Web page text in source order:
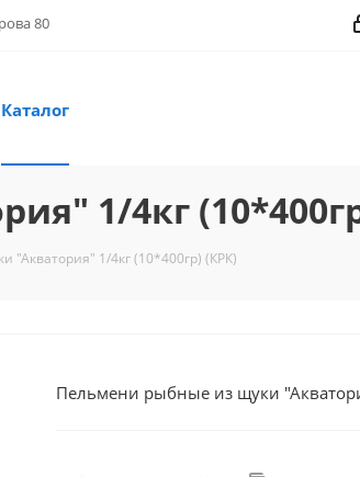
80
Каталог
1/4кг
"Акватория" 1/4кг (10*400гр) (КРК)
Пельмени рыбные из щуки